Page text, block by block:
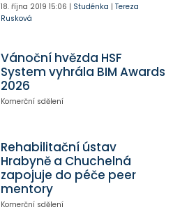
18. října 2019 15:06 | Studénka | Tereza
Rusková
Vánoční hvězda HSF
System vyhrála BIM Awards
2026
Komerční sdělení
Rehabilitační ústav
Hrabyně a Chuchelná
zapojuje do péče peer
mentory
Komerční sdělení